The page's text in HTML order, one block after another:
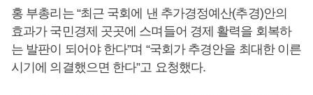
홍 부총리는 “최근 국회에 낸 추가경정예산(추경)안의
효과가 국민경제 곳곳에 스며들어 경제 활력을 회복하
는 발판이 되어야 한다”며 “국회가 추경안을 최대한 이른
시기에 의결했으면 한다”고 요청했다.